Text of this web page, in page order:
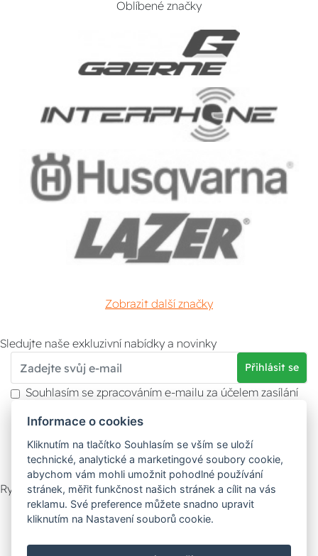
Oblíbené značky
Zobrazit další značky
Sledujte naše exkluzivní nabídky a novinky
Přihlásit se
Souhlasím se zpracováním e-mailu za účelem zasílání
Více informací naleznete v
údajů . Souhlas můžete kdykoliv odvolat.
Rychlý kontakt
Zákaznický servis Vyzvednutí zboží
Informace o cookies
Kliknutím na tlačítko Souhlasím se vším se uloží
technické, analytické a marketingové soubory cookie,
abychom vám mohli umožnit pohodlné používání
stránek, měřit funkčnost našich stránek a cílit na vás
reklamu. Své preference můžete snadno upravit
kliknutím na Nastavení souborů cookie.